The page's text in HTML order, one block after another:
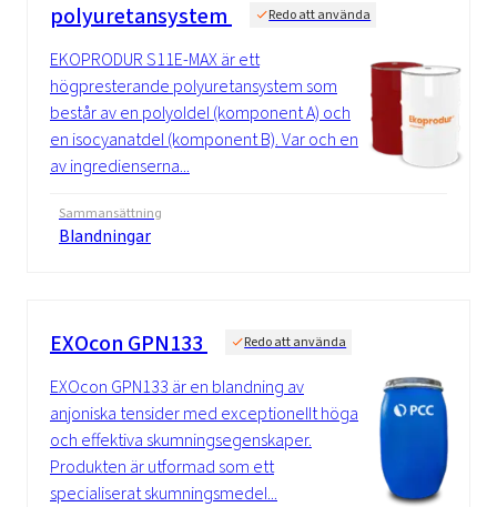
polyuretansystem
Redo att använda
EKOPRODUR S11E-MAX är ett
högpresterande polyuretansystem som
består av en polyoldel (komponent A) och
en isocyanatdel (komponent B). Var och en
av ingredienserna...
Sammansättning
Blandningar
EXOcon GPN133 Redo att använda
EXOcon GPN133 är en blandning av
anjoniska tensider med exceptionellt höga
och effektiva skumningsegenskaper.
Produkten är utformad som ett
specialiserat skumningsmedel...